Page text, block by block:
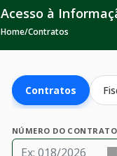
Acesso à
Home/Contratos
Contratos
NÚMERO DO CONTRATO